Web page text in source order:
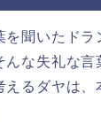
を聞いたドラ
んな失礼な言
るダヤは、